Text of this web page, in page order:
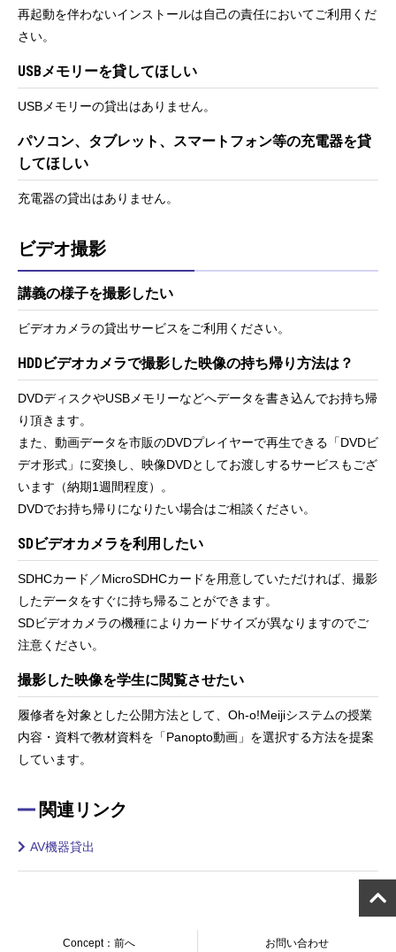
再起動を伴わないインストールは自己の責任においてご利用くだ
さい。
USBメモリーを貸してほしい
USBメモリーの貸出はありません。
パソコン、タブレット、スマートフォン等の充電器を貸
してほしい
充電器の貸出はありません。
ビデオ撮影
講義の様子を撮影したい
ビデオカメラの貸出サービスをご利用ください。
HDDビデオカメラで撮影した映像の持ち帰り方法は？
DVDディスクやUSBメモリーなどへデータを書き込んでお持ち帰
り頂きます。
また、動画データを市販のDVDプレイヤーで再生できる「DVDビ
デオ形式」に変換し、映像DVDとしてお渡しするサービスもござ
います（納期1週間程度）。
DVDでお持ち帰りになりたい場合はご相談ください。
SDビデオカメラを利用したい
SDHCカード／MicroSDHCカードを用意していただければ、撮影
したデータをすぐに持ち帰ることができます。
SDビデオカメラの機種によりカードサイズが異なりますのでご
注意ください。
撮影した映像を学生に閲覧させたい
履修者を対象とした公開方法として、Oh-o!Meijiシステムの授業
内容・資料で教材資料を「Panopto動画」を選択する方法を提案
しています。
関連リンク
AV機器貸出
Concept：前へ お問い合わせ